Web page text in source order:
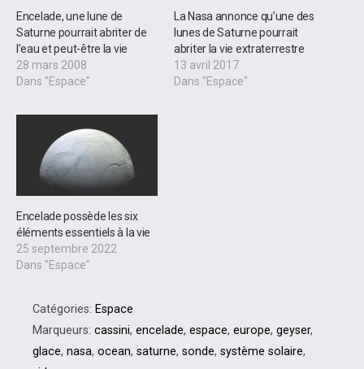
Encelade, une lune de
Saturne pourrait abriter de
l’eau et peut-être la vie
28 mars 2008
Dans "Espace"
La Nasa annonce qu’une des
lunes de Saturne pourrait
abriter la vie extraterrestre
13 avril 2017
Dans "Espace"
Encelade possède les six
éléments essentiels à la vie
25 septembre 2022
Dans "Espace"
Catégories: Espace
Marqueurs: cassini, encelade, espace, europe, geyser,
glace, nasa, ocean, saturne, sonde, système solaire,